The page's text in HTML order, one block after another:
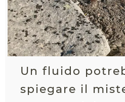
Un fluido
spiegare il